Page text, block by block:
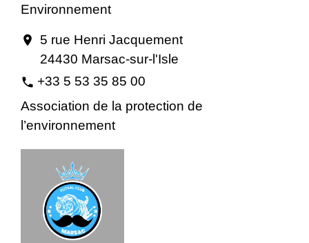
Environnement
location_on
5 rue Henri Jacquement
24430 Marsac-sur-l'Isle
phone +33 5 53 35 85 00
Association de la protection de
l’environnement